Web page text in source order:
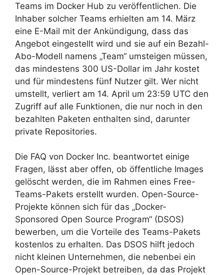
Teams im Docker Hub zu veröffentlichen. Die
Inhaber solcher Teams erhielten am 14. März
eine E-Mail mit der Ankündigung, dass das
Angebot eingestellt wird und sie auf ein Bezahl-
Abo-Modell namens „Team“ umsteigen müssen,
das mindestens 300 US-Dollar im Jahr kostet
und für mindestens fünf Nutzer gilt. Wer nicht
umstellt, verliert am 14. April um 23:59 UTC den
Zugriff auf alle Funktionen, die nur noch in den
bezahlten Paketen enthalten sind, darunter
private Repositories.
Die FAQ von Docker Inc. beantwortet einige
Fragen, lässt aber offen, ob öffentliche Images
gelöscht werden, die im Rahmen eines Free-
Teams-Pakets erstellt wurden. Open-Source-
Projekte können sich für das „Docker-
Sponsored Open Source Program“ (DSOS)
bewerben, um die Vorteile des Teams-Pakets
kostenlos zu erhalten. Das DSOS hilft jedoch
nicht kleinen Unternehmen, die nebenbei ein
Open-Source-Projekt betreiben, da das Projekt